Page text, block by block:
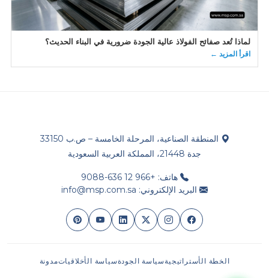
لماذا تُعد صفائح الفولاذ عالية الجودة ضرورية في البناء الحديث؟
اقرأ المزيد ←
المنطقة الصناعية، المرحلة الخامسة – ص.ب 33150
جدة 21448، المملكة العربية السعودية
هاتف: +966 12 636-9088
البريد الإلكتروني: info@msp.com.sa
الخطة الأستراتيجية سياسة الجودةسياسة الأخلاقياتمدونة